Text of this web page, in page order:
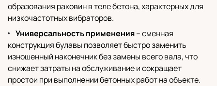
образования раковин в теле бетона, характерных для
низкочастотных вибраторов.
Универсальность применения– сменная
конструкция булавы позволяет быстро заменить
изношенный наконечник без замены всего вала, что
снижает затраты на обслуживание и сокращает
простои при выполнении бетонных работ на объекте.